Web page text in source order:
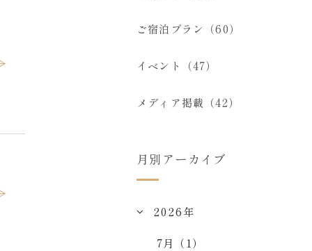
ご宿泊プラン（60）
イベント（47）
メディア掲載（42）
月別アーカイブ
2026年
7月（1）